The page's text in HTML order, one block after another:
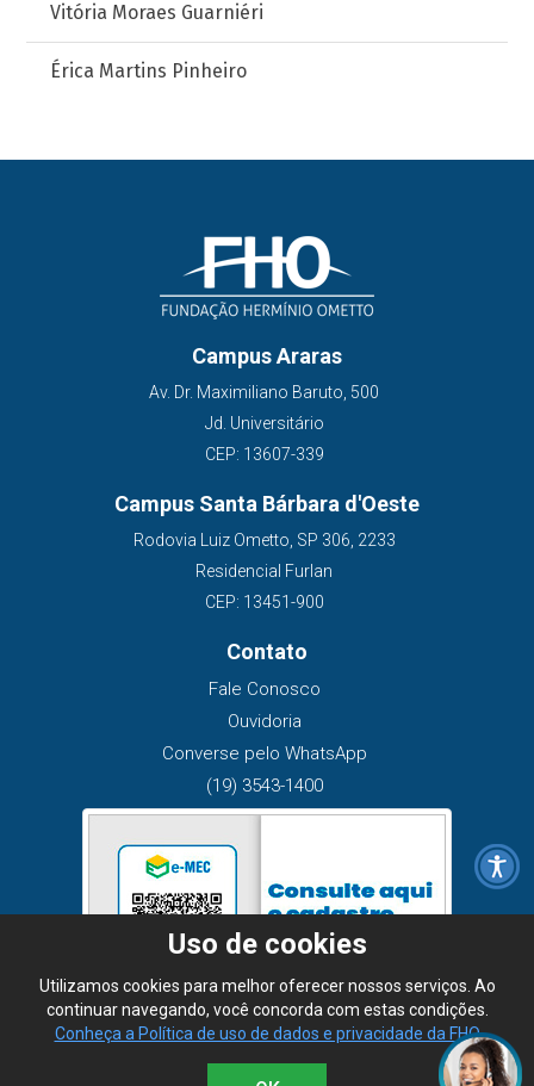
Vitória Moraes Guarniéri
Érica Martins Pinheiro
Campus Araras
Av. Dr. Maximiliano Baruto, 500
Jd. Universitário
CEP: 13607-339
Campus Santa Bárbara d'Oeste
Rodovia Luiz Ometto, SP 306, 2233
Residencial Furlan
CEP: 13451-900
Contato
Fale Conosco
Ouvidoria
Converse pelo WhatsApp
(19) 3543-1400
Uso de cookies
Utilizamos cookies para melhor oferecer nossos serviços. Ao
continuar navegando, você concorda com estas condições.
Conheça a Política de uso de dados e privacidade da FHO